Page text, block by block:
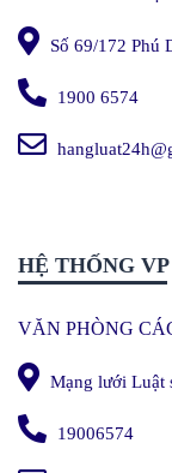
Số 69/172 Phú
1900 6574
HỆ THỐNG
VĂN PHÒNG
Mạng lưới Luật
19006574